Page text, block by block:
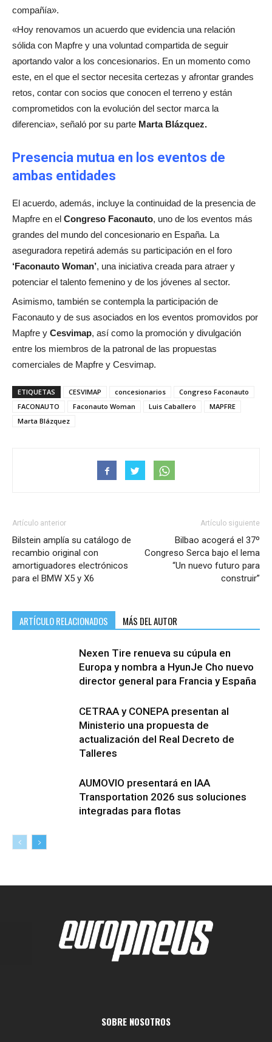
compañía».
«Hoy renovamos un acuerdo que evidencia una relación
sólida con Mapfre y una voluntad compartida de seguir
aportando valor a los concesionarios. En un momento como
este, en el que el sector necesita certezas y afrontar grandes
retos, contar con socios que conocen el terreno y están
comprometidos con la evolución del sector marca la
diferencia», señaló por su parte Marta Blázquez.
Presencia mutua en los eventos de
ambas entidades
El acuerdo, además, incluye la continuidad de la presencia de
Mapfre en el Congreso Faconauto, uno de los eventos más
grandes del mundo del concesionario en España. La
aseguradora repetirá además su participación en el foro
‘Faconauto Woman’, una iniciativa creada para atraer y
potenciar el talento femenino y de los jóvenes al sector.
Asimismo, también se contempla la participación de
Faconauto y de sus asociados en los eventos promovidos por
Mapfre y Cesvimap, así como la promoción y divulgación
entre los miembros de la patronal de las propuestas
comerciales de Mapfre y Cesvimap.
ETIQUETAS CESVIMAP concesionarios
Congreso Faconauto
FACONAUTO
Faconauto Woman Luis Caballero
MAPFRE
Marta Blázquez
Artículo anterior
Bilstein amplía su catálogo de
recambio original con
amortiguadores electrónicos
para el BMW X5 y X6
Artículo siguiente
Bilbao acogerá el 37º
Congreso Serca bajo el lema
“Un nuevo futuro para
construir”
ARTÍCULO RELACIONADOS MÁS DEL AUTOR
Nexen Tire renueva su cúpula en
Europa y nombra a HyunJe Cho nuevo
director general para Francia y España
CETRAA y CONEPA presentan al
Ministerio una propuesta de
actualización del Real Decreto de
Talleres
AUMOVIO presentará en IAA
Transportation 2026 sus soluciones
integradas para flotas
SOBRE NOSOTROS